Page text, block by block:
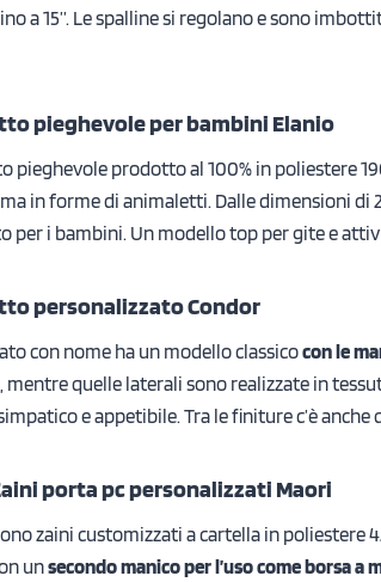
a 15’’. Le spalline si regolano e sono
pieghevole per bambini Elanio
pieghevole prodotto al 100% in poliestere
in forme di animaletti. Dalle dimensioni di
per i bambini. Un modello top per gite e
personalizzato Condor
con nome ha un modello classicocon le
mentre quelle laterali sono realizzate in
e appetibile. Tra le finiture c’è anche
porta pc personalizzati Maori
zaini customizzati a cartella in poliestere
unsecondo manico per l’uso come borsa a